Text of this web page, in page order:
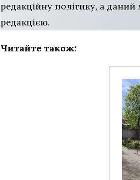
редакційну політику, а
редакцією.
Читайте також: